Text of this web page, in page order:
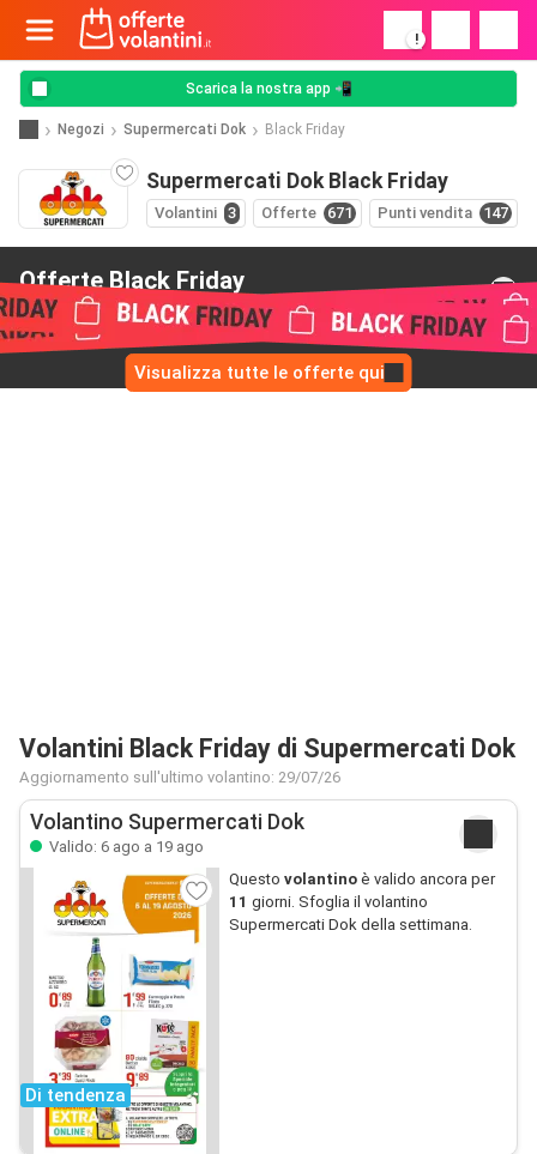
!
Scarica la nostra app 📲
Negozi Supermercati Dok Black Friday
Supermercati Dok Black Friday
Volantini 3 Offerte 671 Punti vendita 147
Offerte Black Friday
da Supermercati Dok
Visualizza tutte le offerte qui
Volantini Black Friday di Supermercati Dok
Aggiornamento sull'ultimo volantino: 29/07/26
Volantino Supermercati Dok
Valido: 6 ago a 19 ago
Di tendenza
Questo volantinoè valido ancora per
11 giorni. Sfoglia il volantino
Supermercati Dok della settimana.